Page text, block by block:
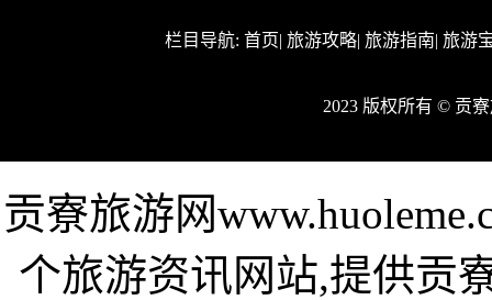
栏目导航: 首页| 旅游攻略| 旅游指南| 旅游
2023 版权所有 © 贡
贡寮旅游网
个旅游资讯网站,提供贡